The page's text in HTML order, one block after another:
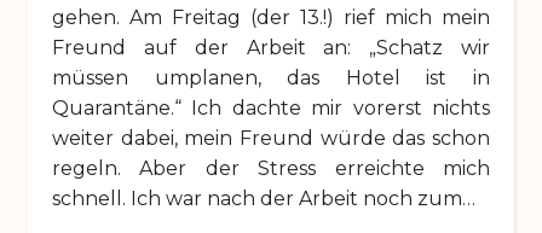
gehen. Am Freitag (der 13.!) rief mich mein
Freund auf der Arbeit an: „Schatz wir
müssen umplanen, das Hotel ist in
Quarantäne.“ Ich dachte mir vorerst nichts
weiter dabei, mein Freund würde das schon
regeln. Aber der Stress erreichte mich
schnell. Ich war nach der Arbeit noch zum…